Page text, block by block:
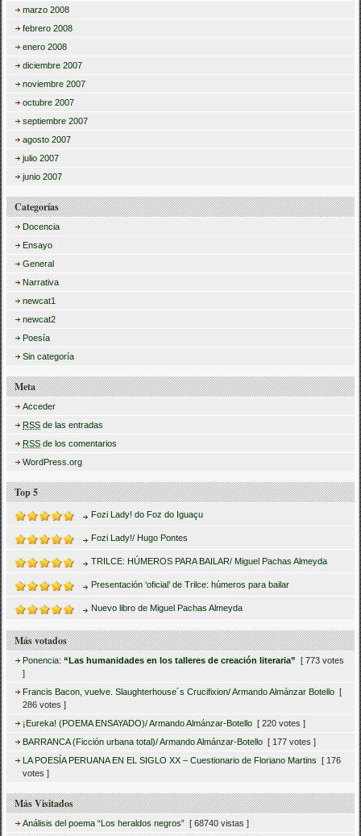
marzo 2008
febrero 2008
enero 2008
diciembre 2007
noviembre 2007
octubre 2007
septiembre 2007
agosto 2007
julio 2007
junio 2007
Categorías
Docencia
Ensayo
General
Narrativa
newcat1
newcat2
Poesía
Sin categoría
Meta
Acceder
RSS de las entradas
RSS de los comentarios
WordPress.org
Top 5
Fozi Lady! do Foz do Iguaçu
Fozi Lady!/ Hugo Pontes
TRILCE: HÚMEROS PARA BAILAR/ Miguel Pachas Almeyda
Presentación ‘oficial’ de Trilce: húmeros para bailar
Nuevo libro de Miguel Pachas Almeyda
Más votados
Ponencia:“Las humanidades en los talleres de creación literaria” [ 773 votes
]
Francis Bacon, vuelve. Slaughterhouse´s Crucifixion/ Armando Almánzar Botello [
286 votes ]
¡Eureka! (POEMA ENSAYADO)/ Armando Almánzar-Botello [ 220 votes ]
BARRANCA (Ficción urbana total)/ Armando Almánzar-Botello [ 177 votes ]
LA POESÍA PERUANA EN EL SIGLO XX – Cuestionario de Floriano Martins [ 176
votes ]
Más Visitados
Análisis del poema “Los heraldos negros” [ 68740 vistas ]